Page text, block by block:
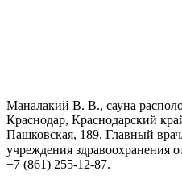
Маналакий В. В., сауна
Краснодар, Краснодарский
Пашковская, 189. Главный
учреждения здравоохранения
+7 (861) 255-12-87.